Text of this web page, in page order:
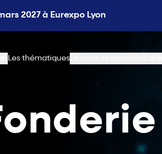
2027 à Eurexpo Lyon
Les thématiques